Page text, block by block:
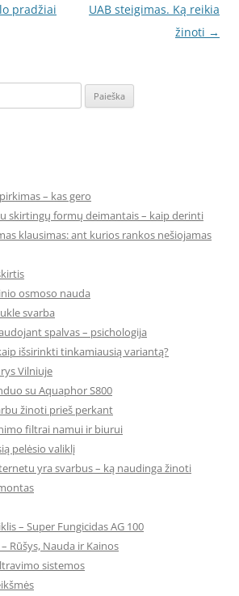
pradžiai
UAB steigimas. Ką reikia
žinoti →
– kas gero
skirtingų formų deimantais – kaip derinti
klausimas: ant kurios rankos nešiojamas
osmoso nauda
svarba
spalvas – psichologija
išsirinkti tinkamiausią variantą?
Vilniuje
su Aquaphor S800
žinoti prieš perkant
filtrai namui ir biurui
pelėsio valiklį
yra svarbus – ką naudinga žinoti
– Super Fungicidas AG 100
Rūšys, Nauda ir Kainos
sistemos